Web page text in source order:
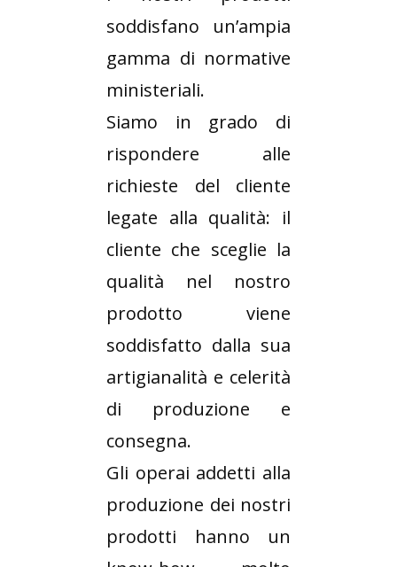
soddisfano un’ampia
gamma di normative
ministeriali.
Siamo in grado di
rispondere alle
richieste del cliente
legate alla qualità: il
cliente che sceglie la
qualità nel nostro
prodotto viene
soddisfatto dalla sua
artigianalità e celerità
di produzione e
consegna.
Gli operai addetti alla
produzione dei nostri
prodotti hanno un